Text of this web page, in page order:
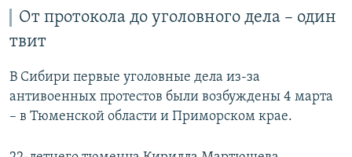
От протокола до уголовного дела – один
твит
В Сибири первые уголовные дела из-за
антивоенных протестов были возбуждены 4 марта
– в Тюменской области и Приморском крае.